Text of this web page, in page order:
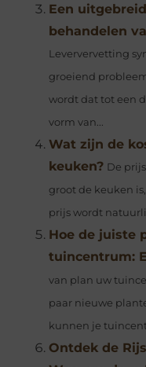
Een
behandelen
Leververvetting
groeiend
wordt dat tot een
vorm van...
Wat zijn de
keuken? De
groot de keuken
prijs wordt
Hoe de juiste
tuincentrum:
van plan uw
paar nieuwe
kunnen je
Ontdek de